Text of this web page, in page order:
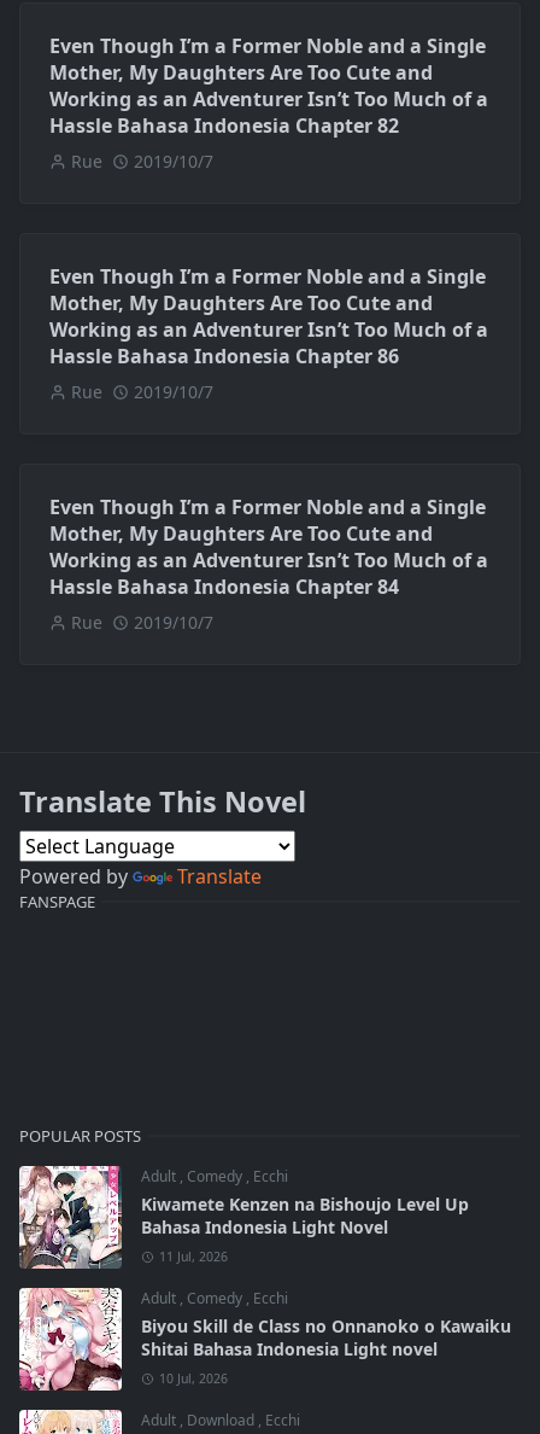
Even Though I’m a Former Noble and a Single
Mother, My Daughters Are Too Cute and
Working as an Adventurer Isn’t Too Much of a
Hassle Bahasa Indonesia Chapter 82
Rue 2019/10/7
Even Though I’m a Former Noble and a Single
Mother, My Daughters Are Too Cute and
Working as an Adventurer Isn’t Too Much of a
Hassle Bahasa Indonesia Chapter 86
Rue 2019/10/7
Even Though I’m a Former Noble and a Single
Mother, My Daughters Are Too Cute and
Working as an Adventurer Isn’t Too Much of a
Hassle Bahasa Indonesia Chapter 84
Rue 2019/10/7
Translate This Novel
Powered by Translate
FANSPAGE
POPULAR POSTS
Adult , Comedy , Ecchi
Kiwamete Kenzen na Bishoujo Level Up
Bahasa Indonesia Light Novel
11 Jul, 2026
Adult , Comedy , Ecchi
Biyou Skill de Class no Onnanoko o Kawaiku
Shitai Bahasa Indonesia Light novel
10 Jul, 2026
Adult , Download , Ecchi